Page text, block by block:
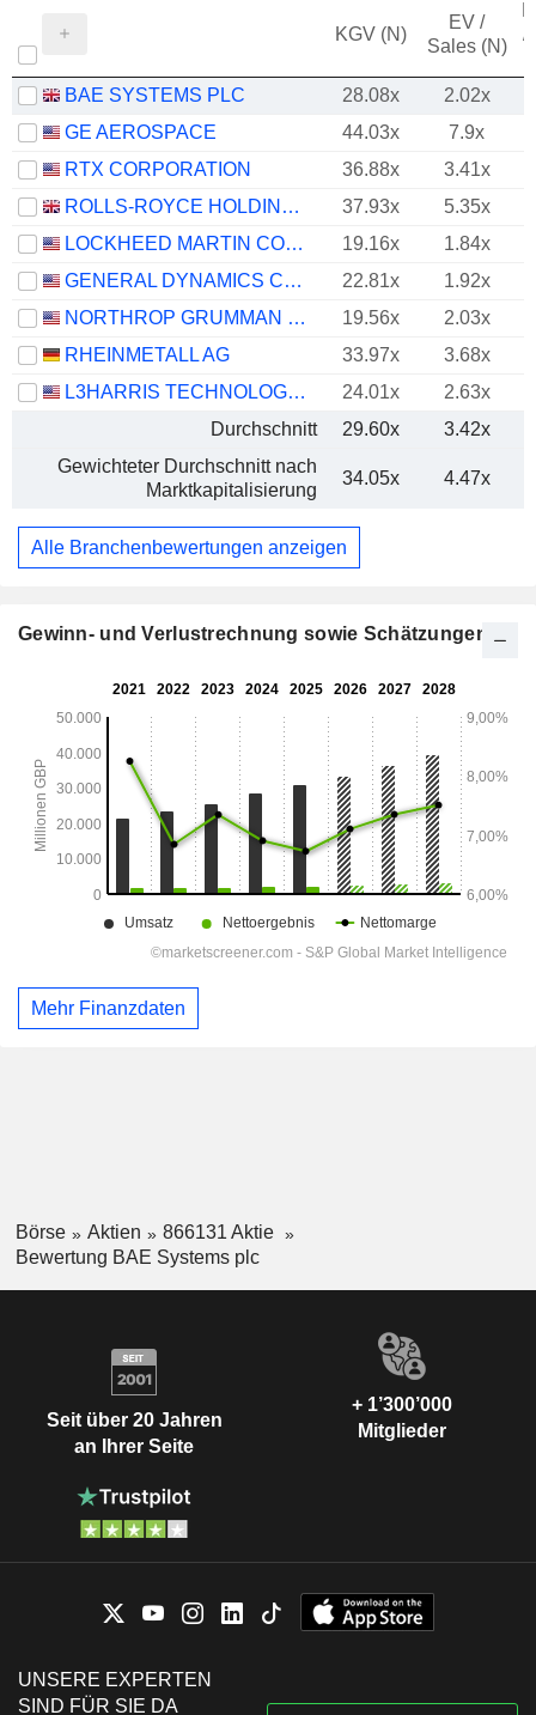
KGV (N)
EV /
Sales (N)
/
BAE SYSTEMS PLC 28.08x 2.02x
GE AEROSPACE
44.03x 7.9x
RTX CORPORATION
36.88x 3.41x
ROLLS-ROYCE HOLDINGS PLC
37.93x 5.35x
LOCKHEED MARTIN CORPORATION
19.16x 1.84x
GENERAL DYNAMICS CORPORATION
22.81x 1.92x
NORTHROP GRUMMAN CORPORATION
19.56x 2.03x
RHEINMETALL AG
33.97x 3.68x
L3HARRIS TECHNOLOGIES, INC.
24.01x 2.63x
Durchschnitt
29.60x 3.42x
Gewichteter Durchschnitt nach
Marktkapitalisierung
34.05x 4.47x
Alle Branchenbewertungen anzeigen
Gewinn- und Verlustrechnung sowie Schätzungen
Mehr Finanzdaten
Börse Aktien
866131 Aktie
Bewertung BAE Systems plc
Seit über 20 Jahren
an Ihrer Seite
+ 1’300’000
Mitglieder
UNSERE EXPERTEN
SIND FÜR SIE DA